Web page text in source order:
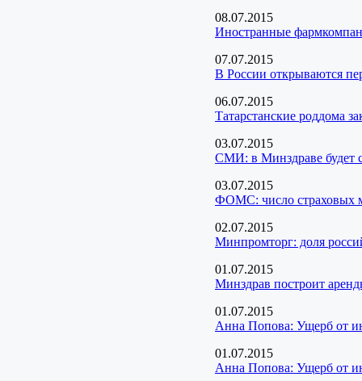
08.07.2015
Иностранные
07.07.2015
В России открываются
06.07.2015
Татарстанские роддома
03.07.2015
СМИ: в Минздраве будет
03.07.2015
ФОМС: число страховых
02.07.2015
Минпромторг: доля
01.07.2015
Минздрав построит
01.07.2015
Анна Попова: Ущерб от
01.07.2015
Анна Попова: Ущерб от